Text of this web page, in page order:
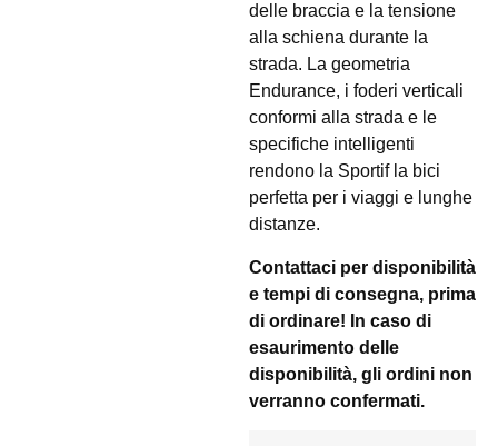
delle braccia e la tensione
alla schiena durante la
strada. La geometria
Endurance, i foderi verticali
conformi alla strada e le
specifiche intelligenti
rendono la Sportif la bici
perfetta per i viaggi e lunghe
distanze.
Contattaci per disponibilità
e tempi di consegna, prima
di ordinare! In caso di
esaurimento delle
disponibilità, gli ordini non
verranno confermati.